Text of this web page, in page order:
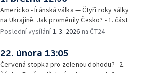
Americko - Íránská válka — Čtyři roky války
na Ukrajině. Jak proměnily Česko? - 1. část
Poslední vysílání1. 3. 2026 na ČT24
22. února 13:05
Červená stopka pro zelenou dohodu? - 2.